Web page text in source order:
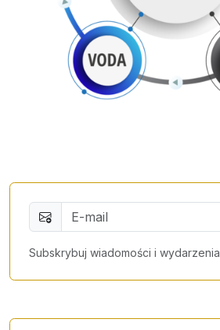
Subskrybuj wiadomości i wydarzenia